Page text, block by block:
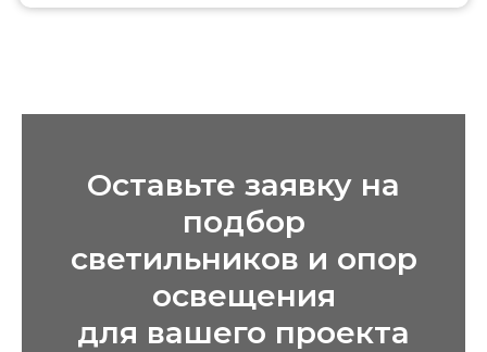
Оставьте заявку на
подбор
светильников и опор
освещения
для вашего проекта